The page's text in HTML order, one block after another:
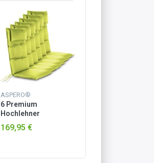
ASPERO®
6 Premium
Hochlehner
Stuhlauflagen Grün
169,95 €